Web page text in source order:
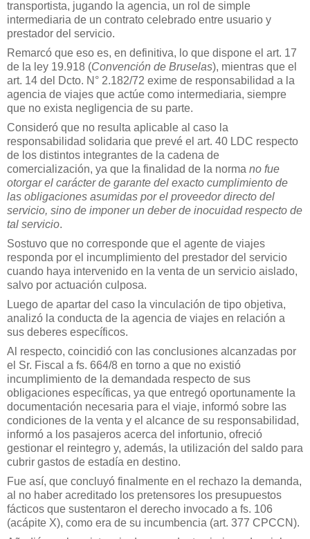
transportista, jugando la agencia, un rol de simple
intermediaria de un contrato celebrado entre usuario y
prestador del servicio.
Remarcó que eso es, en definitiva, lo que dispone el art. 17
de la ley 19.918 (Convención de Bruselas), mientras que el
art. 14 del Dcto. N° 2.182/72 exime de responsabilidad a la
agencia de viajes que actúe como intermediaria, siempre
que no exista negligencia de su parte.
Consideró que no resulta aplicable al caso la
responsabilidad solidaria que prevé el art. 40 LDC respecto
de los distintos integrantes de la cadena de
comercialización, ya que la finalidad de la norma no fue
otorgar el carácter de garante del exacto cumplimiento de
las obligaciones asumidas por el proveedor directo del
servicio, sino de imponer un deber de inocuidad respecto de
tal servicio.
Sostuvo que no corresponde que el agente de viajes
responda por el incumplimiento del prestador del servicio
cuando haya intervenido en la venta de un servicio aislado,
salvo por actuación culposa.
Luego de apartar del caso la vinculación de tipo objetiva,
analizó la conducta de la agencia de viajes en relación a
sus deberes específicos.
Al respecto, coincidió con las conclusiones alcanzadas por
el Sr. Fiscal a fs. 664/8 en torno a que no existió
incumplimiento de la demandada respecto de sus
obligaciones específicas, ya que entregó oportunamente la
documentación necesaria para el viaje, informó sobre las
condiciones de la venta y el alcance de su responsabilidad,
informó a los pasajeros acerca del infortunio, ofreció
gestionar el reintegro y, además, la utilización del saldo para
cubrir gastos de estadía en destino.
Fue así, que concluyó finalmente en el rechazo la demanda,
al no haber acreditado los pretensores los presupuestos
fácticos que sustentaron el derecho invocado a fs. 106
(acápite X), como era de su incumbencia (art. 377 CPCCN).